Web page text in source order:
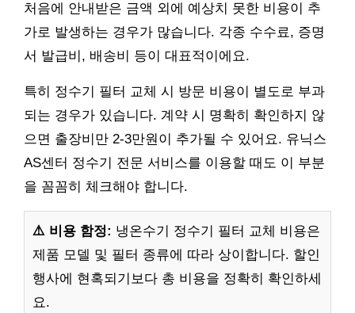
처음에 안내받은 금액 외에 예상치 못한 비용이 추
가로 발생하는 경우가 많습니다. 각종 수수료, 증명
서 발급비, 배송비 등이 대표적이에요.
특히 정수기 필터 교체 시 방문 비용이 별도로 부과
되는 경우가 있습니다. 계약 시 명확히 확인하지 않
으면 출장비만 2-3만원이 추가될 수 있어요. 유닉스
AS센터 정수기 전문 서비스를 이용할 때도 이 부분
을 꼼꼼히 체크해야 합니다.
⚠️ 비용 함정: 냉온수기 정수기 필터 교체 비용은
제품 모델 및 필터 종류에 따라 상이합니다. 할인
행사에 현혹되기보다 총 비용을 정확히 확인하세
요.